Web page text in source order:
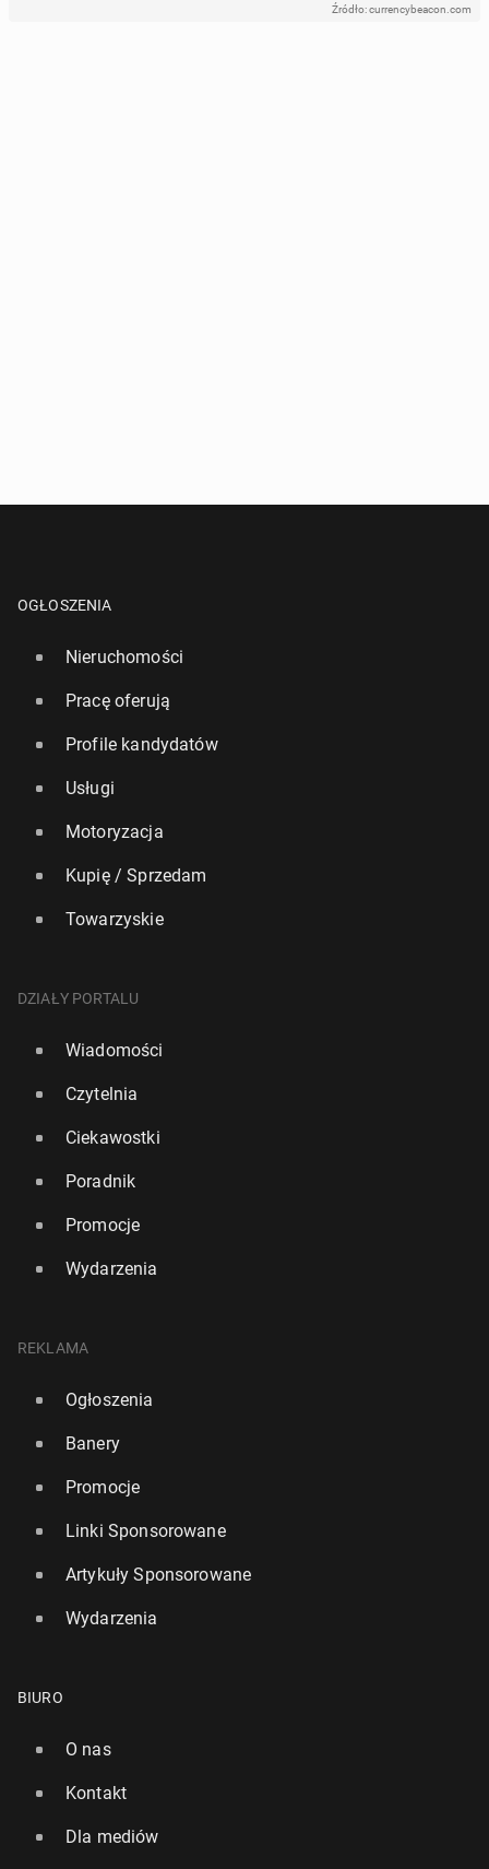
Źródło: currencybeacon.com
OGŁOSZENIA
Nieruchomości
Pracę oferują
Profile kandydatów
Usługi
Motoryzacja
Kupię / Sprzedam
Towarzyskie
DZIAŁY PORTALU
Wiadomości
Czytelnia
Ciekawostki
Poradnik
Promocje
Wydarzenia
REKLAMA
Ogłoszenia
Banery
Promocje
Linki Sponsorowane
Artykuły Sponsorowane
Wydarzenia
BIURO
O nas
Kontakt
Dla mediów